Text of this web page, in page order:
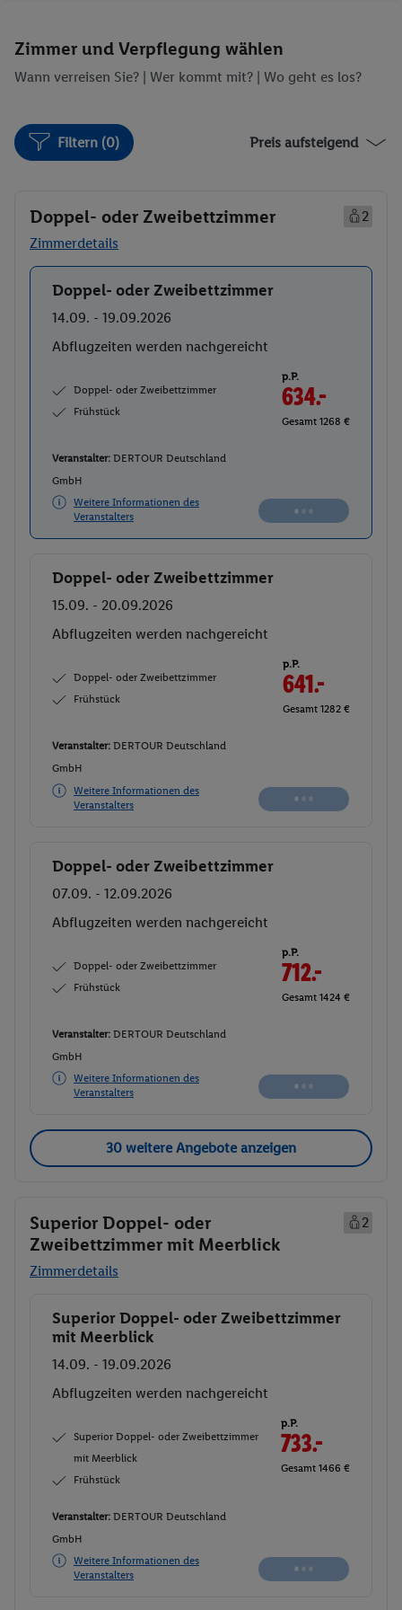
Zimmer und Verpflegung wählen
Wann verreisen Sie? | Wer kommt mit? | Wo geht es los?
Filtern (0) Preis aufsteigend
Doppel- oder Zweibettzimmer
2
Zimmerdetails
Buchen
Doppel- oder Zweibettzimmer
14.09. - 19.09.2026
Abflugzeiten werden nachgereicht
Doppel- oder Zweibettzimmer
Frühstück
p.P.
634.-
Gesamt 1268 €
Veranstalter: DERTOUR Deutschland
GmbH
Weitere Informationen des
Veranstalters
Buchen
Doppel- oder Zweibettzimmer
15.09. - 20.09.2026
Abflugzeiten werden nachgereicht
Doppel- oder Zweibettzimmer
Frühstück
p.P.
641.-
Gesamt 1282 €
Veranstalter: DERTOUR Deutschland
GmbH
Weitere Informationen des
Veranstalters
Buchen
Doppel- oder Zweibettzimmer
07.09. - 12.09.2026
Abflugzeiten werden nachgereicht
Doppel- oder Zweibettzimmer
Frühstück
p.P.
712.-
Gesamt 1424 €
Veranstalter: DERTOUR Deutschland
GmbH
Weitere Informationen des
Veranstalters
30 weitere Angebote anzeigen
Superior Doppel- oder
Zweibettzimmer mit Meerblick
2
Zimmerdetails
Buchen
Superior Doppel- oder Zweibettzimmer
mit Meerblick
14.09. - 19.09.2026
Abflugzeiten werden nachgereicht
Superior Doppel- oder Zweibettzimmer
mit Meerblick
Frühstück
p.P.
733.-
Gesamt 1466 €
Veranstalter: DERTOUR Deutschland
GmbH
Weitere Informationen des
Veranstalters